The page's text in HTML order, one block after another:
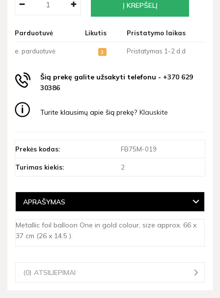
Parduotuvė Likutis Pristatymo laikas
e. parduotuvė 2 Pristatymas 1-2 d.d
Šią prekę galite užsakyti telefonu - +370 629
30386
Turite klausimų apie šią prekę? Klauskite
Prekės kodas: FB75M-019
Turimas kiekis: 2
APRAŠYMAS
Metallic foil balloon One in gold colour, size approx. 66 x
37 cm (26 x 14.5 ).
(0) ATSILIEPIMAI